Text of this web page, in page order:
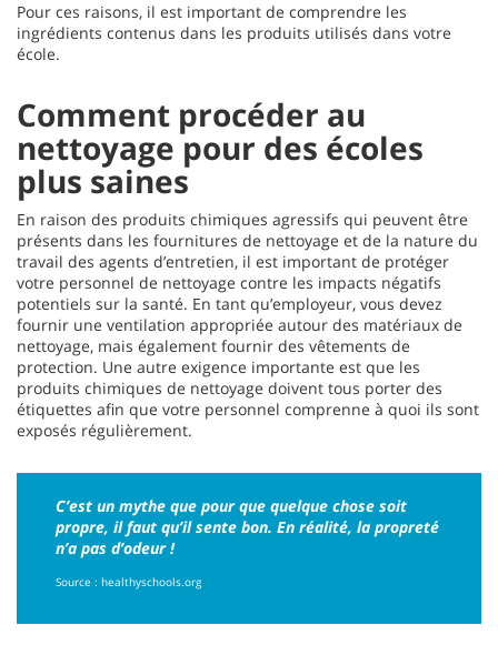
Pour ces raisons, il est important de comprendre les
ingrédients contenus dans les produits utilisés dans votre
école.
Comment procéder au
nettoyage pour des écoles
plus saines
En raison des produits chimiques agressifs qui peuvent être
présents dans les fournitures de nettoyage et de la nature du
travail des agents d’entretien, il est important de protéger
votre personnel de nettoyage contre les impacts négatifs
potentiels sur la santé. En tant qu’employeur, vous devez
fournir une ventilation appropriée autour des matériaux de
nettoyage, mais également fournir des vêtements de
protection. Une autre exigence importante est que les
produits chimiques de nettoyage doivent tous porter des
étiquettes afin que votre personnel comprenne à quoi ils sont
exposés régulièrement.
C’est un mythe que pour que quelque chose soit
propre, il faut qu’il sente bon. En réalité, la propreté
n’a pas d’odeur !
Source : healthyschools.org